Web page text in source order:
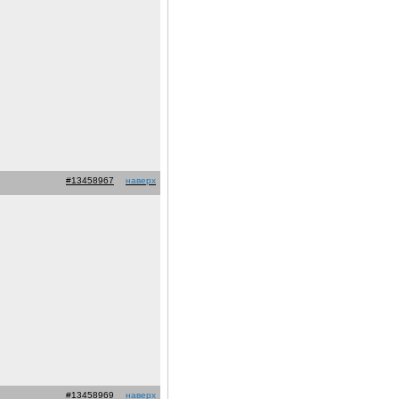
#13458967 наверх
#13458969 наверх